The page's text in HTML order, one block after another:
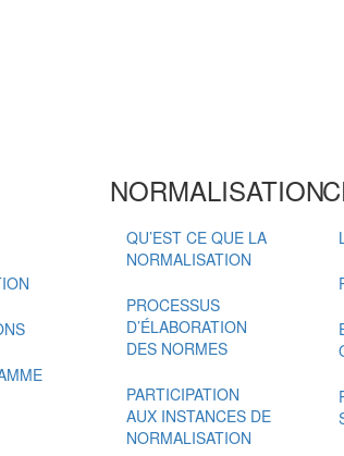
NORMALISATION
QU’EST CE QUE LA
NORMALISATION
PROCESSUS
D’ÉLABORATION
DES NORMES
PARTICIPATION
AUX INSTANCES DE
NORMALISATION